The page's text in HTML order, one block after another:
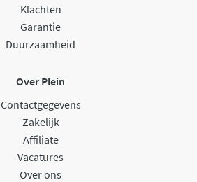
Klachten
Garantie
Duurzaamheid
Over Plein
Contactgegevens
Zakelijk
Affiliate
Vacatures
Over ons